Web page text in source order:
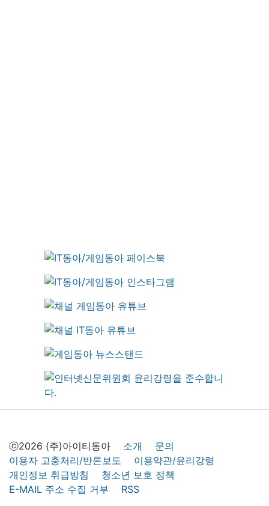
ⓒ2026 (주)아이티동아 소개
문의
이용자 고충처리/반론보도
이용약관/윤리강령
개인정보 취급방침
청소년 보호 정책
E-MAIL 주소 수집 거부
RSS